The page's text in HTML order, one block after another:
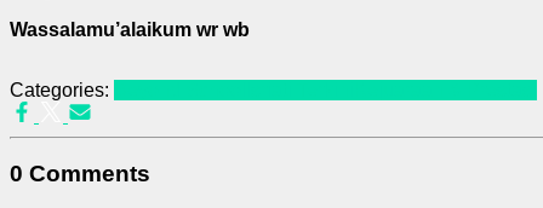
Wassalamu’alaikum wr wb
Categories:
0 Comments